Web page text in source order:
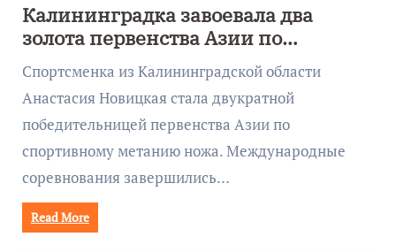
Калининградка завоевала два
золота первенства Азии по
метанию ножа
Спортсменка из Калининградской области
Анастасия Новицкая стала двукратной
победительницей первенства Азии по
спортивному метанию ножа. Международные
соревнования завершились…
Read More